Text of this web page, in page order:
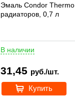
Эмаль Condor
радиаторов, 0,7 л
В наличии
31,45 руб./шт.
Купить